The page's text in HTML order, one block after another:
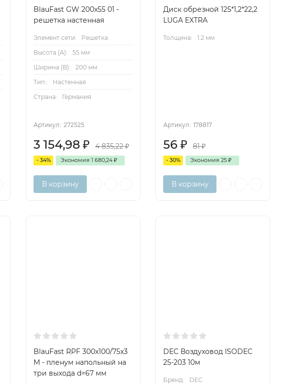
BlauFast GW 200x55 01 -
решетка настенная
Элемент сети:
Решетка
Высота (А):
55 мм
Ширина (B):
200 мм
Тип.:
Настенная
Страна:
Германия
Артикул: 272525
3 154,98₽ 4 835,22₽
- 34% Экономия1 680,24₽
В корзину
Диск обрезной 125*1,2*22,2
LUGA EXTRA
Толщина: 1.2 мм
Артикул: 178817
56₽ 81₽
- 30% Экономия25₽
В корзину
BlauFast RPF 300х100/75х3
M - пленум напольный на
три выхода d=67 мм
DEC Воздуховод ISODEC
25-203 10м
Бренд:
DEC